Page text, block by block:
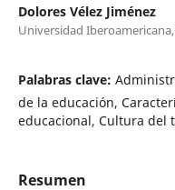
Dolores Vélez Jiménez
Universidad
Palabras clave:
de la educación,
educacional, Cultura del
Resumen